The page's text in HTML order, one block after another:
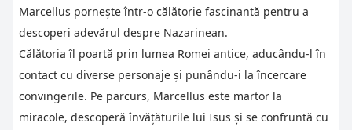
Marcellus pornește într-o călătorie fascinantă pentru a
descoperi adevărul despre Nazarinean.
Călătoria îl poartă prin lumea Romei antice, aducându-l în
contact cu diverse personaje și punându-i la încercare
convingerile. Pe parcurs, Marcellus este martor la
miracole, descoperă învățăturile lui Isus și se confruntă cu